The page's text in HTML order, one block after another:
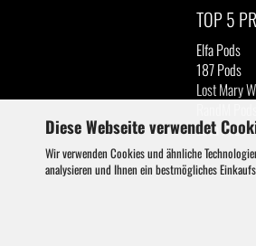
Diese Webseite verwendet
Wir verwenden Cookies und ähnliche
analysieren und Ihnen ein bestmögliches
TOP 5
Elfa Pods
187 Pods
Lost Mary
Luva Pods